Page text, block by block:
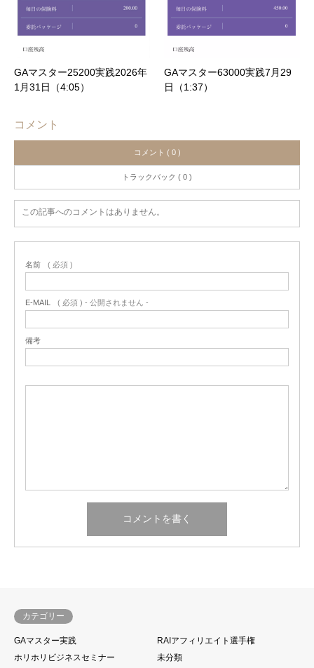
GAマスター25200実践2026年
1月31日（4:05）
GAマスター63000実践7月29
日（1:37）
コメント
コメント ( 0 )
トラックバック ( 0 )
この記事へのコメントはありません。
名前 ( 必須 )
E-MAIL ( 必須 ) - 公開されません -
備考
カテゴリー
GAマスター実践
RAIアフィリエイト選手権
ホリホリビジネスセミナー
未分類